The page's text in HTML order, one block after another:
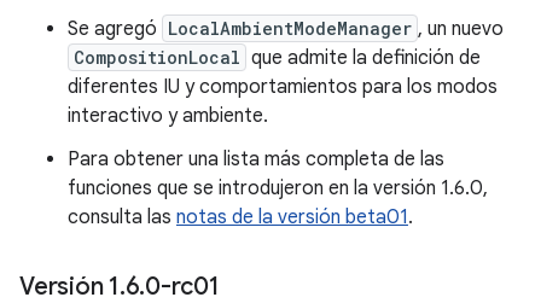
Se agregó LocalAmbientModeManager , un nuevo
CompositionLocal que admite la definición de
diferentes IU y comportamientos para los modos
interactivo y ambiente.
Para obtener una lista más completa de las
funciones que se introdujeron en la versión 1.6.0,
consulta las notas de la versión beta01.
Versión 1.6.0-rc01